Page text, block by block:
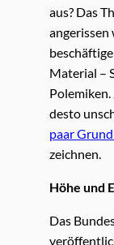
aus? Das
Material –
desto
paar
zeichnen.
Höhe und
Das